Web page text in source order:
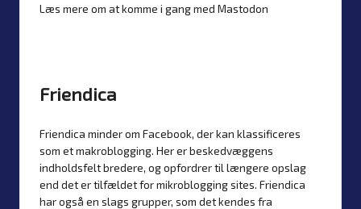
Læs mere om at komme i gang med Mastodon
Friendica
Friendica minder om Facebook, der kan klassificeres
som et makroblogging. Her er beskedvæggens
indholdsfelt bredere, og opfordrer til længere opslag
end det er tilfældet for mikroblogging sites. Friendica
har også en slags grupper, som det kendes fra